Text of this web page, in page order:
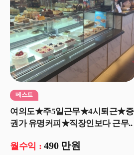
베스트
여의도★주5일근무★4시퇴근★증
권가 유명커피★직장인보다 근무..
월수익 :490 만원